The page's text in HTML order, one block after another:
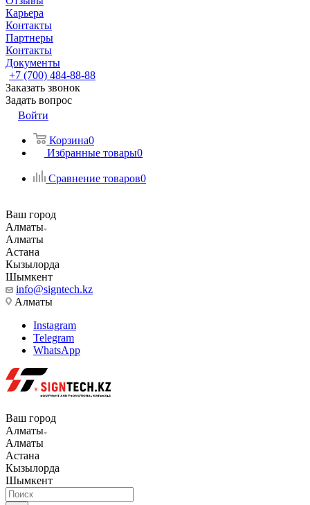
Карьера
Контакты
Партнеры
Контакты
Документы
+7 (700) 484-88-88
Заказать звонок
Задать вопрос
Войти
Корзина0
Избранные товары0
Сравнение товаров0
Ваш город
Алматы
Алматы
Астана
Кызылорда
Шымкент
info@signtech.kz
Алматы
Instagram
Telegram
WhatsApp
Ваш город
Алматы
Алматы
Астана
Кызылорда
Шымкент